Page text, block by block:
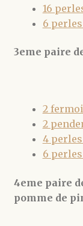
16
6
3eme paire
2
2
4
6
4eme paire
pomme de